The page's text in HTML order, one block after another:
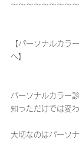
〜〜〜〜〜〜〜〜
【パーソナルカラ
へ】
パーソナルカラー
知っただけでは変わ
大切なのはパーソ